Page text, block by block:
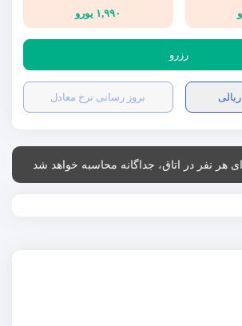
۱,۹۹۰ یورو
رزرو
بروز رسانی نرخ معادل
هر نفر در اتاق، جداگانه محاسبه خواهد شد